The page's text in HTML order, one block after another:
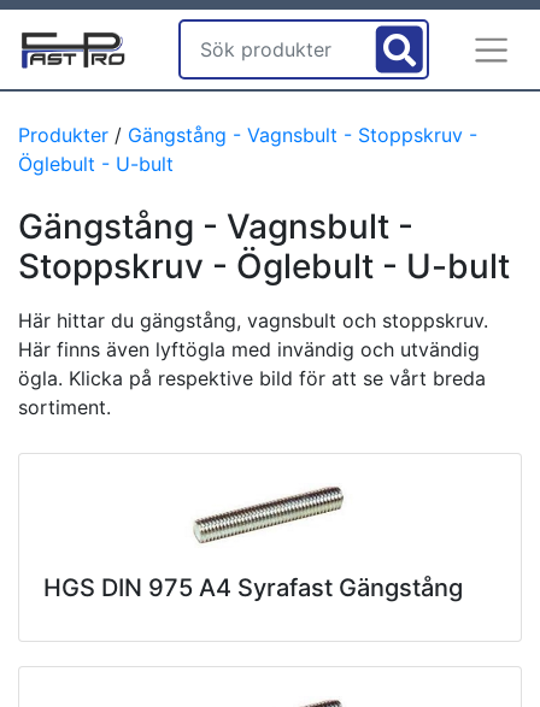
Produkter / Gängstång - Vagnsbult - Stoppskruv -
Öglebult - U-bult
Gängstång - Vagnsbult -
Stoppskruv - Öglebult - U-bult
Här hittar du gängstång, vagnsbult och stoppskruv.
Här finns även lyftögla med invändig och utvändig
ögla. Klicka på respektive bild för att se vårt breda
sortiment.
HGS DIN 975 A4 Syrafast Gängstång